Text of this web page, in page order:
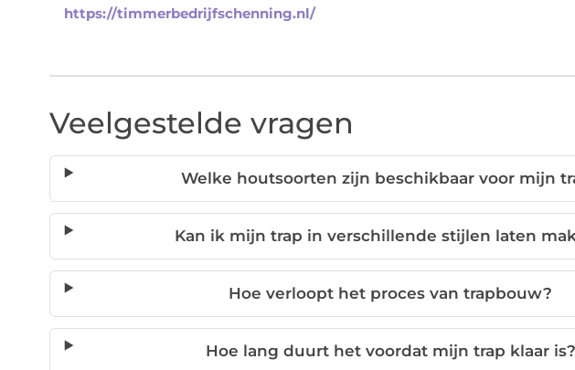
https://timmerbedrijfschenning.nl/
Veelgestelde vragen
Welke houtsoorten zijn beschikbaar voor mijn
Kan ik mijn trap in verschillende stijlen laten
Hoe verloopt het proces van trapbouw?
Hoe lang duurt het voordat mijn trap klaar is?